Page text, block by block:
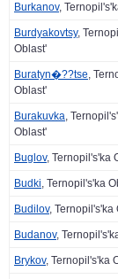
Burkanov,
Burdyakovtsy,
Oblast'
Buratyn�??tse,
Oblast'
Burakuvka,
Oblast'
Buglov, Ternopil's'ka
Budki, Ternopil's'ka
Budilov, Ternopil's'ka
Budanov,
Brykov, Ternopil's'ka